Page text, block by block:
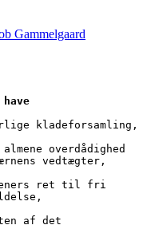
Gammelgaard
kladeforsamling,
overdådighed
vedtægter,
ret til fri
af det